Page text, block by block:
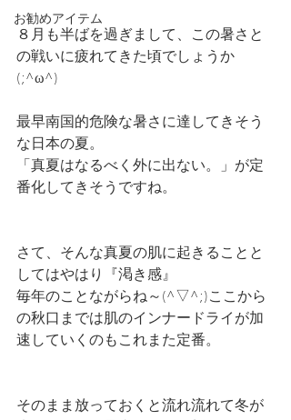
お勧めアイテム
８月も半ばを過ぎまして、この暑さと
の戦いに疲れてきた頃でしょうか
(;^ω^)
最早南国的危険な暑さに達してきそう
な日本の夏。
「真夏はなるべく外に出ない。」が定
番化してきそうですね。
さて、そんな真夏の肌に起きることと
してはやはり『渇き感』
毎年のことながらね～(^▽^;)ここから
の秋口までは肌のインナードライが加
速していくのもこれまた定番。
そのまま放っておくと流れ流れて冬が